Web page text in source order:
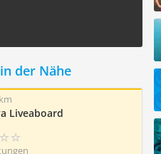
der Nähe
Liveaboard